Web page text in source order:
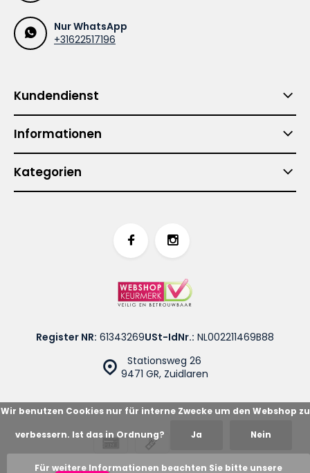
Nur WhatsApp
+31622517196
Kundendienst
Informationen
Kategorien
Stationsweg 26
9471 GR, Zuidlaren
Register NR: 61343269USt-IdNr.: NL002211469B88
© Cotton Blues
Wir benutzen Cookies nur für interne Zwecke um den Webshop zu
verbessern. Ist das in Ordnung? Ja Nein
Für weitere Informationen beachten Sie bitte unsere